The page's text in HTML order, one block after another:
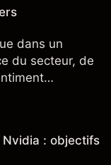
dans un
du secteur, de
: objectifs